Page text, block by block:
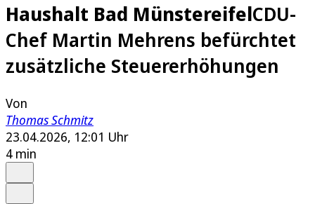
Haushalt Bad MünstereifelCDU-
Chef Martin Mehrens befürchtet
zusätzliche Steuererhöhungen
Von
Thomas Schmitz
23.04.2026, 12:01 Uhr
4 min